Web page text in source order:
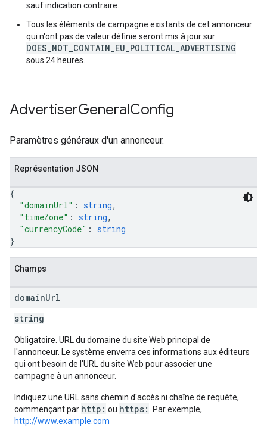
sauf indication contraire.
Tous les éléments de campagne existants de cet annonceur
qui n'ont pas de valeur définie seront mis à jour sur
DOES_NOT_CONTAIN_EU_POLITICAL_ADVERTISING
sous 24 heures.
AdvertiserGeneralConfig
Paramètres généraux d'un annonceur.
Représentation JSON
{
"domainUrl" : string,
"timeZone" : string,
"currencyCode" : string
}
Champs
domainUrl
string
Obligatoire. URL du domaine du site Web principal de
l'annonceur. Le système enverra ces informations aux éditeurs
qui ont besoin de l'URL du site Web pour associer une
campagne à un annonceur.
Indiquez une URL sans chemin d'accès ni chaîne de requête,
commençant par http: ou https:
. Par exemple,
http://www.example.com